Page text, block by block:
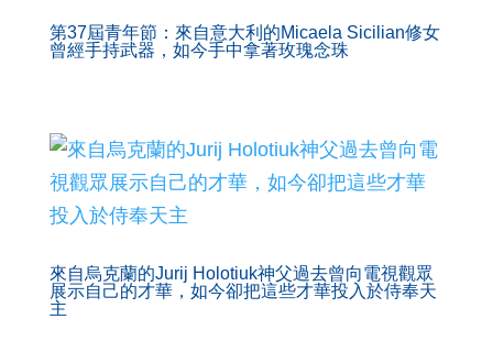
第37屆青年節：來自意大利的Micaela Sicilian修女
曾經手持武器，如今手中拿著玫瑰念珠
來自烏克蘭的Jurij Holotiuk神父過去曾向電視觀眾
展示自己的才華，如今卻把這些才華投入於侍奉天
主